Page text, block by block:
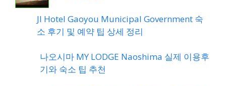
JI Hotel Gaoyou Municipal Government
숙소 후기 및 예약 팁 상세 정리
나오시마 MY LODGE Naoshima 실제 이용후
기와 숙소 팁 추천